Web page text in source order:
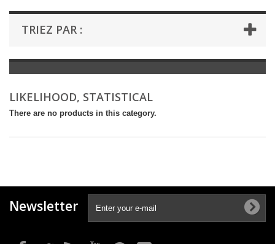
+
BOOKS : YOUTH
LIVRES ANCIENS AVANT 1945
TRIEZ PAR :
LIKELIHOOD, STATISTICAL
There are no products in this category.
Newsletter